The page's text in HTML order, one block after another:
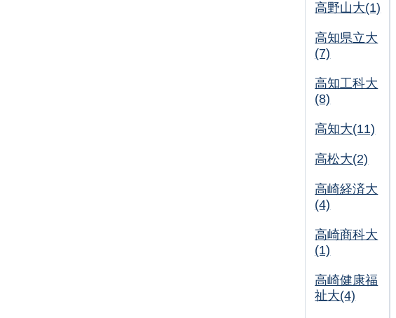
高野山大(1)
高知県立大
(7)
高知工科大
(8)
高知大(11)
高松大(2)
高崎経済大
(4)
高崎商科大
(1)
高崎健康福
祉大(4)